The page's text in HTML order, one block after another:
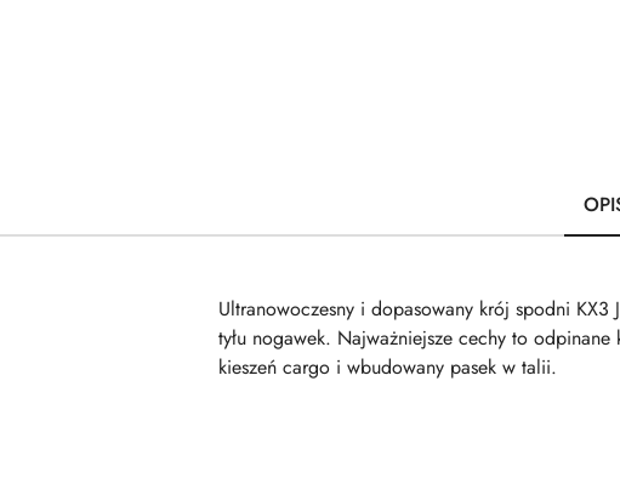
Ultranowoczesny i dopasowany krój spodni
tyłu nogawek. Najważniejsze cechy to
kieszeń cargo i wbudowany pasek w talii.